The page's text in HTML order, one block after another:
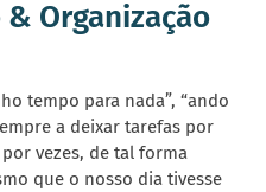
Organização
tempo para nada”, “ando
a deixar tarefas por
vezes, de tal forma
que o nosso dia tivesse